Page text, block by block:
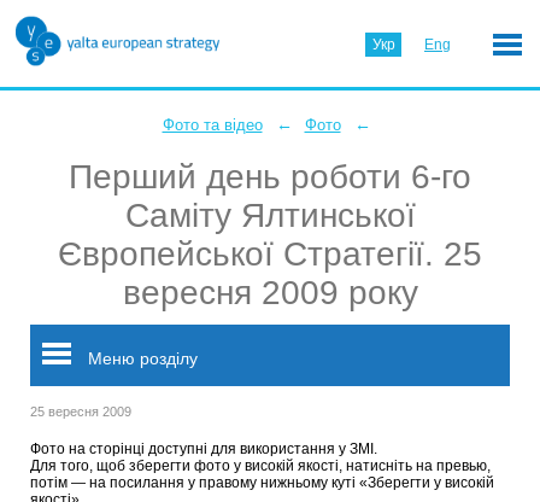
Укр Eng
Фото та відео ← Фото ←
Перший день роботи 6-го
Саміту Ялтинської
Європейської Стратегії. 25
вересня 2009 року
Меню розділу
25 вересня 2009
Фото на сторінці доступні для використання у ЗМІ.
Для того, щоб зберегти фото у високій якості, натисніть на превью,
потім — на посилання у правому нижньому куті «Зберегти у високій